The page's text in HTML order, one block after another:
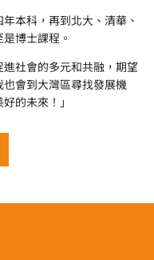
本科，再到北大、清華、
博士課程。
進社會的多元和共融，期望
會到大灣區尋找發展機
的未來！」